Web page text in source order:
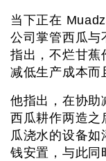
当下正在
公司掌管西瓜与
指出，不烂甘蕉
减低生产成本
他指出，在协助
西瓜耕作两造之
瓜浇水的设备
钱安置，与此同